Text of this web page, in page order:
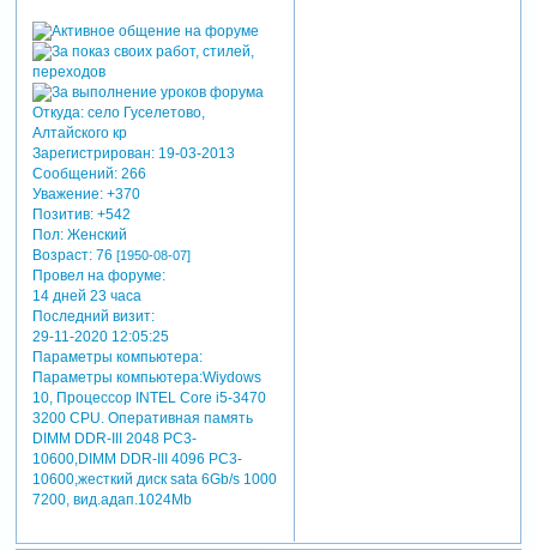
Откуда:село Гуселетово,
Алтайского кр
Зарегистрирован: 19-03-2013
Сообщений:266
Уважение: +370
Позитив: +542
Пол:Женский
Возраст:76 [1950-08-07]
Провел на форуме:
14 дней 23 часа
Последний визит:
29-11-2020 12:05:25
Параметры компьютера:
Параметры компьютера:Wiydows
10, Процессор INTEL Core i5-3470
3200 CРU. Оперативная память
DIMM DDR-III 2048 РC3-
10600,DIMM DDR-III 4096 РC3-
10600,жесткий диск sata 6Gb/s 1000
7200, вид.адап.1024Mb